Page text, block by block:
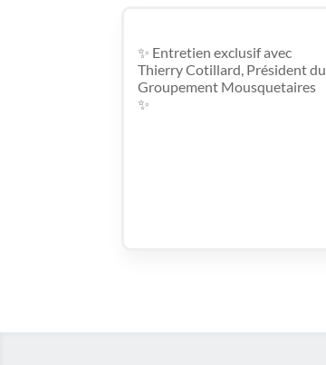
✨ Entretien exclusif avec
Thierry Cotillard, Président du
Groupement Mousquetaires
✨